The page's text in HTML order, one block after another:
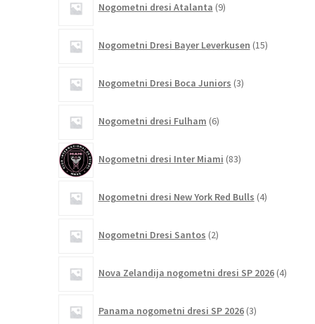
Nogometni dresi Atalanta 9izdelkov
Nogometni Dresi Bayer Leverkusen 15izdelkov
Nogometni Dresi Boca Juniors 3izdelki
Nogometni dresi Fulham 6izdelkov
Nogometni dresi Inter Miami 83izdelkov
Nogometni dresi New York Red Bulls 4izdelki
Nogometni Dresi Santos 2izdelka
Nova Zelandija nogometni dresi SP 2026 4izdelki
Panama nogometni dresi SP 2026 3izdelki